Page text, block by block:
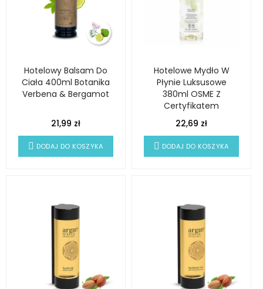
Hotelowy Balsam Do
Ciała 400ml Botanika
Verbena & Bergamot
21,99 zł
DODAJ DO KOSZYKA
Hotelowe Mydło W
Płynie Luksusowe
380ml OSME Z
Certyfikatem
ECOCERT
22,69 zł
DODAJ DO KOSZYKA